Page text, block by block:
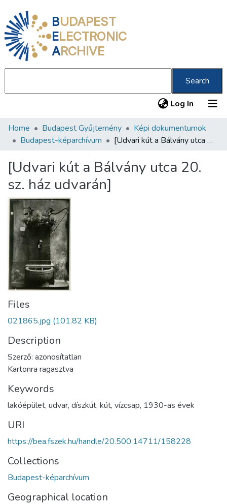
BUDAPEST
ELECTRONIC
ARCHIVE
Search
Log In (current)
Communities & Collections
Statistics
About us
Home Budapest Gyűjtemény
Képi dokumentumok
Budapest-képarchívum
[Udvari kút a Bálvány utca 20. sz. ház udvarán]
[Udvari kút a Bálvány utca 20.
sz. ház udvarán]
Files
021865.jpg (101.82 KB)
Description
Szerző: azonosítatlan
Kartonra ragasztva
Keywords
lakóépület, udvar, díszkút, kút, vízcsap, 1930-as évek
URI
https://bea.fszek.hu/handle/20.500.14711/158228
Collections
Budapest-képarchívum
Geographical location